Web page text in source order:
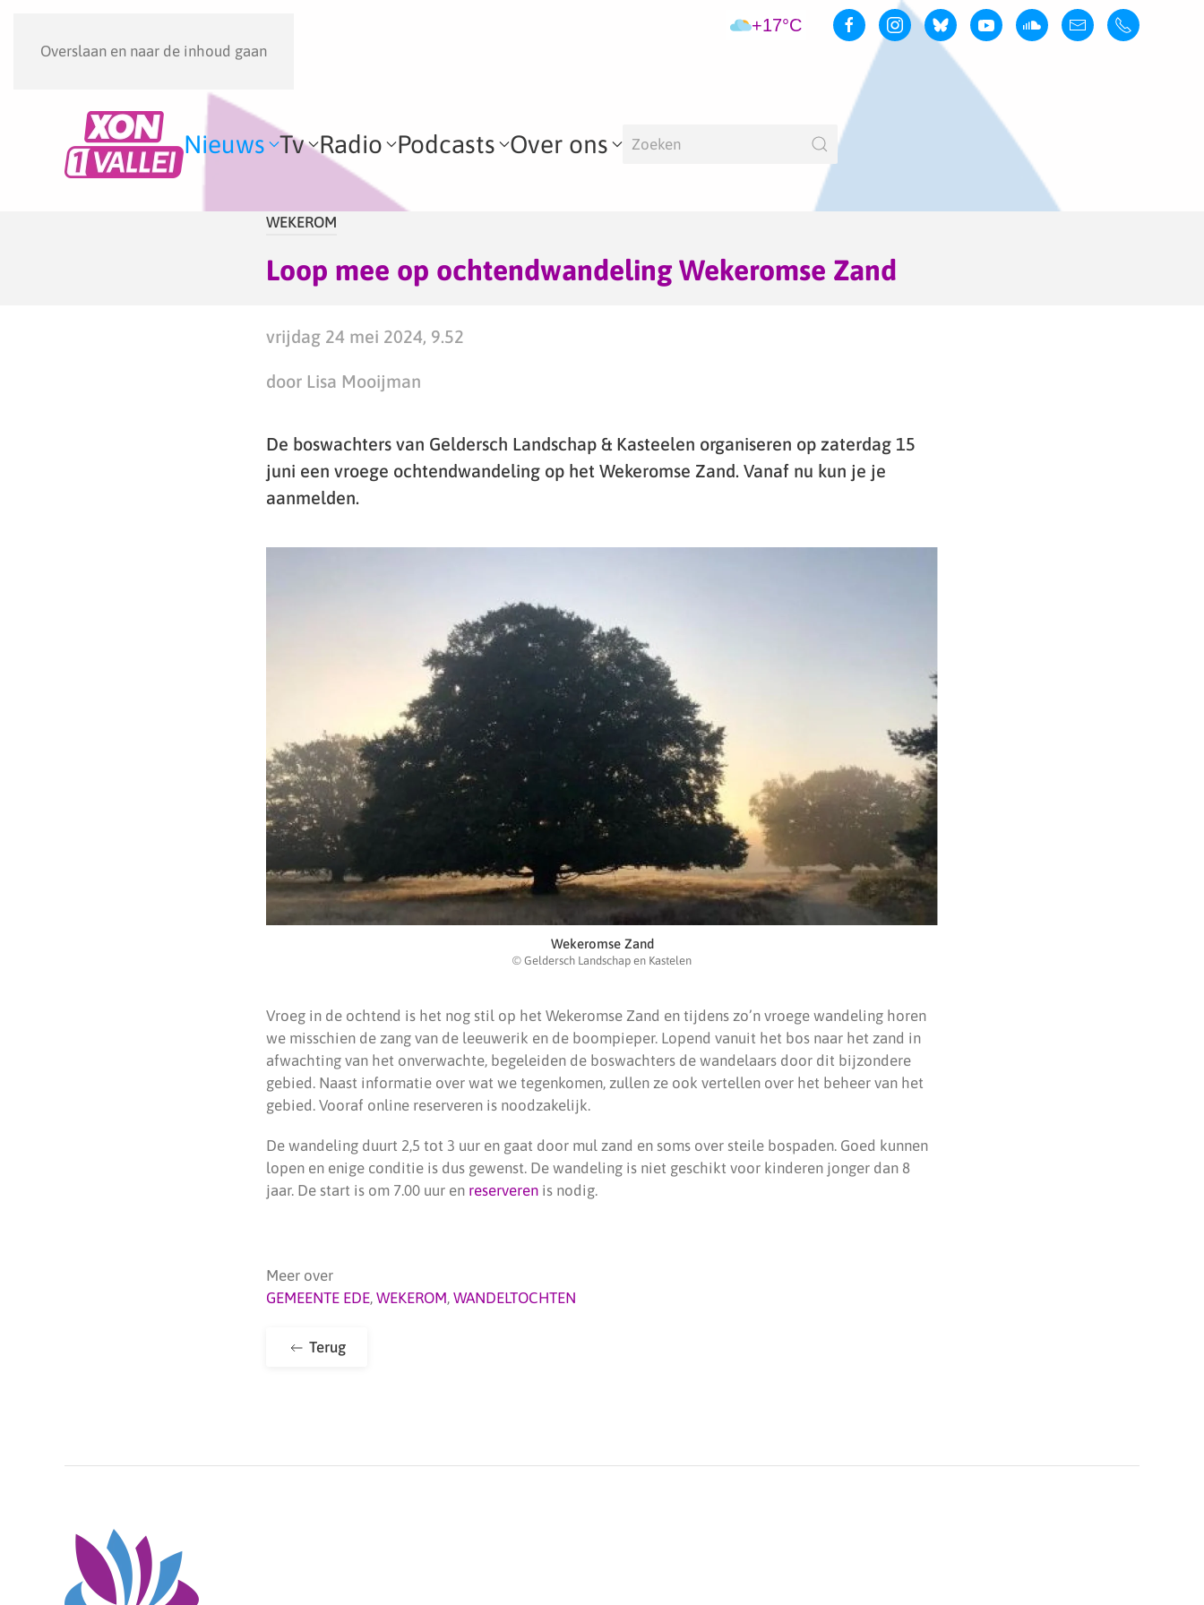
Overslaan en naar de inhoud gaan
+17°C
Nieuws Tv Radio Podcasts Over ons
WEKEROM
Loop mee op ochtendwandeling Wekeromse Zand
vrijdag 24 mei 2024, 9.52
door Lisa Mooijman
De boswachters van Geldersch Landschap & Kasteelen organiseren op zaterdag 15
juni een vroege ochtendwandeling op het Wekeromse Zand. Vanaf nu kun je je
aanmelden.
Wekeromse Zand
© Geldersch Landschap en Kastelen
Vroeg in de ochtend is het nog stil op het Wekeromse Zand en tijdens zo’n vroege wandeling horen
we misschien de zang van de leeuwerik en de boompieper. Lopend vanuit het bos naar het zand in
afwachting van het onverwachte, begeleiden de boswachters de wandelaars door dit bijzondere
gebied. Naast informatie over wat we tegenkomen, zullen ze ook vertellen over het beheer van het
gebied. Vooraf online reserveren is noodzakelijk.
De wandeling duurt 2,5 tot 3 uur en gaat door mul zand en soms over steile bospaden. Goed kunnen
lopen en enige conditie is dus gewenst. De wandeling is niet geschikt voor kinderen jonger dan 8
jaar. De start is om 7.00 uur en reserveren is nodig.
Meer over
GEMEENTE EDE, WEKEROM, WANDELTOCHTEN
Terug